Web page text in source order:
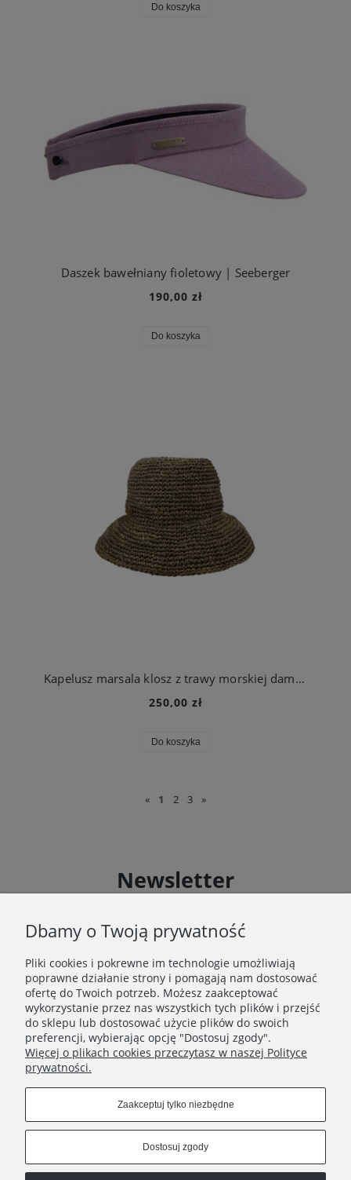
Do koszyka
Daszek bawełniany fioletowy | Seeberger
190,00 zł
Do koszyka
Kapelusz marsala klosz z trawy morskiej damski | Polkap
250,00 zł
Do koszyka
« 1 2 3 »
Newsletter
zgodnie z Regulaminem akcji promocyjnej
Zapisz się
Zapisując się do Newslettera wyrażasz zgodę na
przetwarzanie Twoich danych osobowych zgodnie z
Polityką prywatności oraz otrzymywanie drogą
elektroniczną informacji handlowej zgodnie z
Regulaminem Newslettera.
REGULAMINY
Dbamy o Twoją prywatność
Pliki cookies i pokrewne im technologie umożliwiają
poprawne działanie strony i pomagają nam dostosować
ofertę do Twoich potrzeb. Możesz zaakceptować
wykorzystanie przez nas wszystkich tych plików i przejść
do sklepu lub dostosować użycie plików do swoich
preferencji, wybierając opcję "Dostosuj zgody".
Więcej o plikach cookies przeczytasz w naszej Polityce
prywatności.
Zaakceptuj tylko niezbędne
Dostosuj zgody